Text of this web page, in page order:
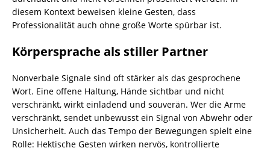
diesem Kontext beweisen kleine Gesten, dass
Professionalität auch ohne große Worte spürbar ist.
Körpersprache als stiller Partner
Nonverbale Signale sind oft stärker als das gesprochene
Wort. Eine offene Haltung, Hände sichtbar und nicht
verschränkt, wirkt einladend und souverän. Wer die Arme
verschränkt, sendet unbewusst ein Signal von Abwehr oder
Unsicherheit. Auch das Tempo der Bewegungen spielt eine
Rolle: Hektische Gesten wirken nervös, kontrollierte